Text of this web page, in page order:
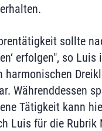
sollte
erfolgen", so
Währenddessen
Tätigkeit kann
Luis für die